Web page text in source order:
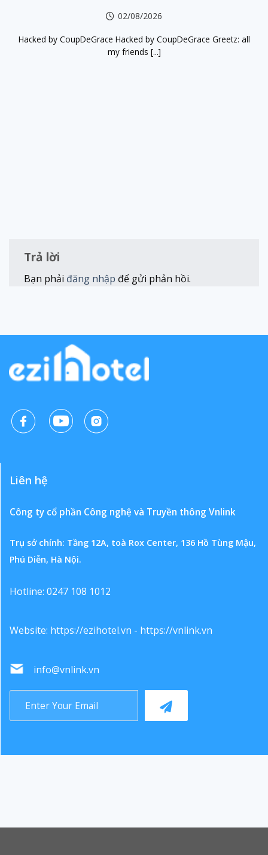
02/08/2026
Hacked by CoupDeGrace Hacked by CoupDeGrace Greetz: all
my friends [...]
Trả lời
Bạn phải đăng nhập để gửi phản hồi.
Liên hệ
Công ty cổ phần Công nghệ và Truyền thông Vnlink
Trụ sở chính: Tầng 12A, toà Rox Center, 136 Hồ Tùng Mậu,
Phú Diễn, Hà Nội.
Hotline: 0247 108 1012
Website: https://ezihotel.vn - https://vnlink.vn
info@vnlink.vn